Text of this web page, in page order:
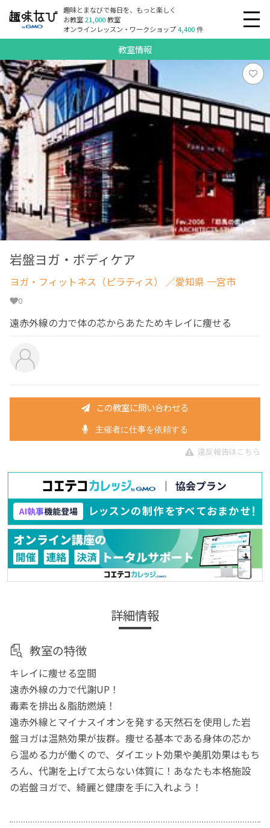
趣味とまなびで毎日を、もっと楽しく
お教室21,000教室
オンラインレッスン・ワークショップ4,400件
教室情報
岩盤ヨガ・ボディケア
ヨガ・フィットネス（ピラティス） ／愛知県 一宮市
0
遠赤外線の力で体の芯からあたためキレイに痩せる
この教室に問い合わせる
主催者に仕事を依頼する
違反報告はこちら
詳細情報
教室の特徴
キレイに痩せる空間
遠赤外線の力で代謝UP！
毒素を排出＆脂肪燃焼！
遠赤外線とマイナスイオンを発する天然石を使用した岩
盤ヨガは温熱効果が抜群。痩せる基本である身体の芯か
ら温める力が働くので、ダイエット効果や美肌効果はもち
ろん、代謝を上げて太らない体質に！あなたも本格施設
の岩盤ヨガで、綺麗と健康を手に入れよう！